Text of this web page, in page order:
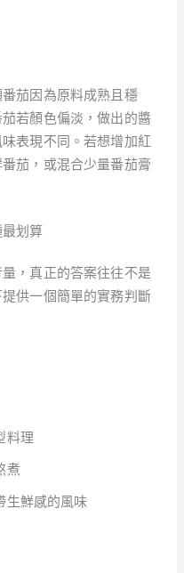
茄因為原料成熟且穩
若顏色偏淡，做出的醬
表現不同。若想增加紅
茄，或混合少量番茄膏
划算
，真正的答案往往不是
供一個簡單的實務判斷
料理
煮
生鮮感的風味